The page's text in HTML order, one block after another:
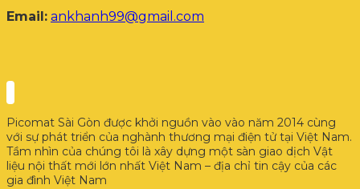
Email: ankhanh99@gmail.com
Picomat Sài Gòn được khởi nguồn vào vào năm 2014 cùng
với sự phát triển của nghành thương mại điện tử tại Việt Nam.
Tầm nhìn của chúng tôi là xây dựng một sàn giao dịch Vật
liệu nội thất mới lớn nhất Việt Nam – địa chỉ tin cậy của các
gia đình Việt Nam